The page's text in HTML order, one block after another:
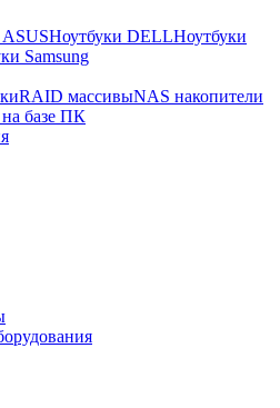
Ноутбуки DELLНоутбуки
Samsung
RAID массивыNAS накопители
базе ПК